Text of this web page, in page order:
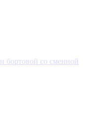
бортовой со сменной